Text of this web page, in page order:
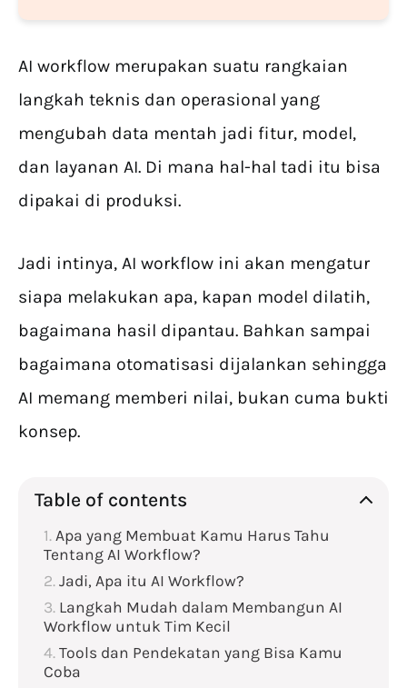
AI workflow merupakan suatu rangkaian
langkah teknis dan operasional yang
mengubah data mentah jadi fitur, model,
dan layanan AI. Di mana hal-hal tadi itu bisa
dipakai di produksi.
Jadi intinya, AI workflow ini akan mengatur
siapa melakukan apa, kapan model dilatih,
bagaimana hasil dipantau. Bahkan sampai
bagaimana otomatisasi dijalankan sehingga
AI memang memberi nilai, bukan cuma bukti
konsep.
Table of contents
Apa yang Membuat Kamu Harus Tahu
Tentang AI Workflow?
Jadi, Apa itu AI Workflow?
Langkah Mudah dalam Membangun AI
Workflow untuk Tim Kecil
Tools dan Pendekatan yang Bisa Kamu
Coba